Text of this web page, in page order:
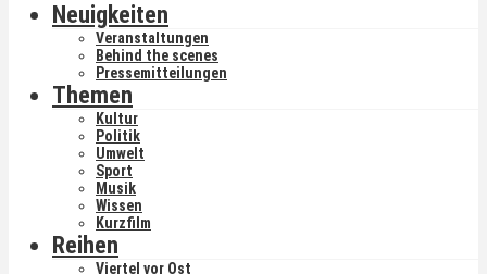
Neuigkeiten
Veranstaltungen
Behind the scenes
Pressemitteilungen
Themen
Kultur
Politik
Umwelt
Sport
Musik
Wissen
Kurzfilm
Reihen
Viertel vor Ost